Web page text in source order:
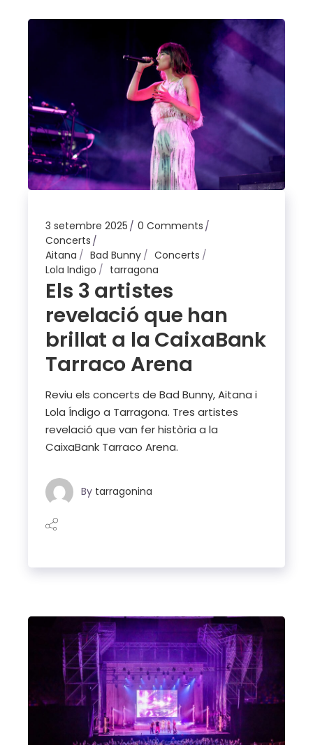
3 setembre 2025
0 Comments
Concerts
Aitana
Bad Bunny
Concerts
Lola Indigo
tarragona
Els 3 artistes
revelació que han
brillat a la CaixaBank
Tarraco Arena
Reviu els concerts de Bad Bunny, Aitana i
Lola Índigo a Tarragona. Tres artistes
revelació que van fer història a la
CaixaBank Tarraco Arena.
By tarragonina